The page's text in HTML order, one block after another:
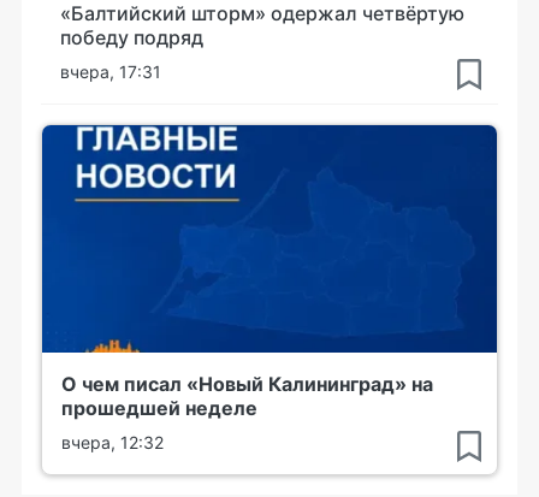
«Балтийский шторм» одержал четвёртую
победу подряд
вчера, 17:31
О чем писал «Новый Калининград» на
прошедшей неделе
вчера, 12:32